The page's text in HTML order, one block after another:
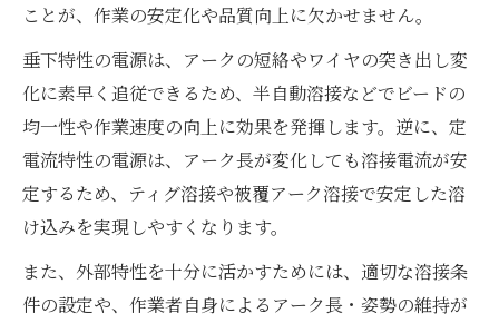
ことが、作業の安定化や品質向上に欠かせません。
垂下特性の電源は、アークの短絡やワイヤの突き出し変
化に素早く追従できるため、半自動溶接などでビードの
均一性や作業速度の向上に効果を発揮します。逆に、定
電流特性の電源は、アーク長が変化しても溶接電流が安
定するため、ティグ溶接や被覆アーク溶接で安定した溶
け込みを実現しやすくなります。
また、外部特性を十分に活かすためには、適切な溶接条
件の設定や、作業者自身によるアーク長・姿勢の維持が